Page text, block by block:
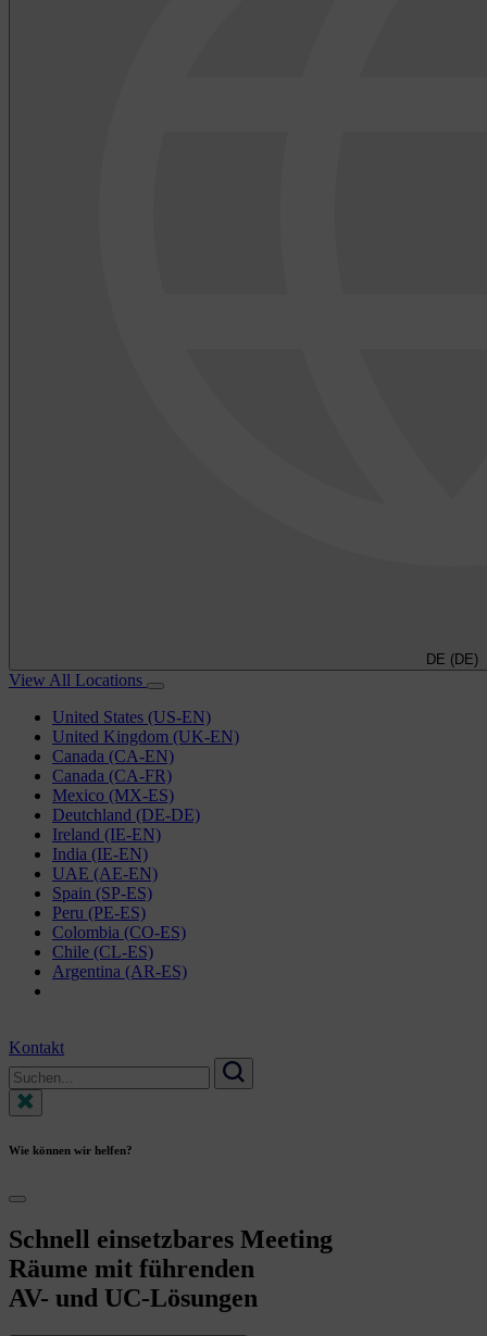
DE (DE)
View All Locations
United States (US-EN)
United Kingdom (UK-EN)
Canada (CA-EN)
Canada (CA-FR)
Mexico (MX-ES)
Deutchland (DE-DE)
Ireland (IE-EN)
India (IE-EN)
UAE (AE-EN)
Spain (SP-ES)
Peru (PE-ES)
Colombia (CO-ES)
Chile (CL-ES)
Argentina (AR-ES)
Kontakt
Search
for:
Suchen
Wie können wir helfen?
Schnell einsetzbares Meeting
Räume mit führenden
AV- und UC-Lösungen